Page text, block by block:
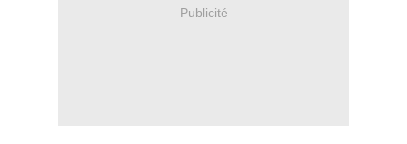
Publicité